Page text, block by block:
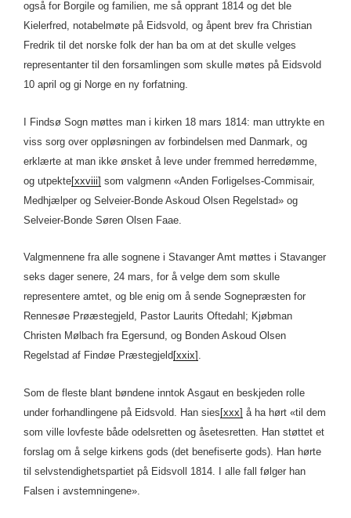
også for Borgile og familien, me så opprant 1814 og det ble
Kielerfred, notabelmøte på Eidsvold, og åpent brev fra Christian
Fredrik til det norske folk der han ba om at det skulle velges
representanter til den forsamlingen som skulle møtes på Eidsvold
10 april og gi Norge en ny forfatning.
I Findsø Sogn møttes man i kirken 18 mars 1814: man uttrykte en
viss sorg over oppløsningen av forbindelsen med Danmark, og
erklærte at man ikke ønsket å leve under fremmed herredømme,
og utpekte[xxviii] som valgmenn «Anden Forligelses-Commisair,
Medhjælper og Selveier-Bonde Askoud Olsen Regelstad» og
Selveier-Bonde Søren Olsen Faae.
Valgmennene fra alle sognene i Stavanger Amt møttes i Stavanger
seks dager senere, 24 mars, for å velge dem som skulle
representere amtet, og ble enig om å sende Sognepræsten for
Rennesøe Prøæstegjeld, Pastor Laurits Oftedahl; Kjøbman
Christen Mølbach fra Egersund, og Bonden Askoud Olsen
Regelstad af Findøe Præstegjeld [xxix] .
Som de fleste blant bøndene inntok Asgaut en beskjeden rolle
under forhandlingene på Eidsvold. Han sies[xxx] å ha hørt «til dem
som ville lovfeste både odelsretten og åsetesretten. Han støttet et
forslag om å selge kirkens gods (det benefiserte gods). Han hørte
til selvstendighetspartiet på Eidsvoll 1814. I alle fall følger han
Falsen i avstemningene».